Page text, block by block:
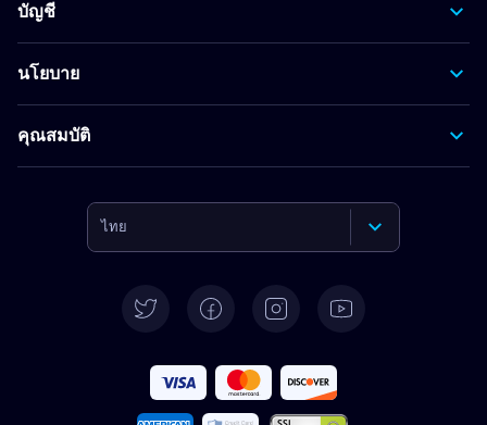
บัญชี
นโยบาย
คุณสมบัติ
ไทย
Deutsch
Español